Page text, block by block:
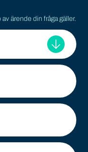
ärende din fråga gäller.